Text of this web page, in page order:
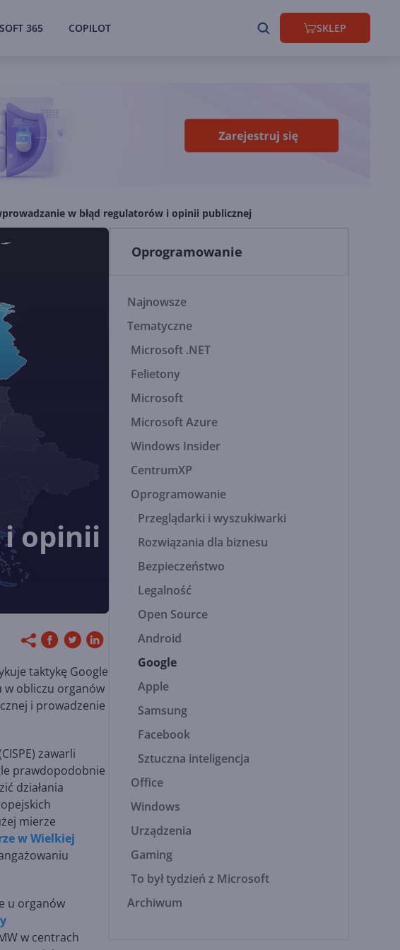
365 COPILOT SKLEP
w błąd regulatorów i opinii publicznej
opinii
taktykę Google
w obliczu organów
i prowadzenie
zawarli
prawdopodobnie
działania
mierze
w Wielkiej
u organów
w centrach
Oprogramowanie
Najnowsze
Tematyczne
Microsoft .NET
Felietony
Microsoft
Microsoft Azure
Windows Insider
CentrumXP
Oprogramowanie
Przeglądarki i wyszukiwarki
Rozwiązania dla biznesu
Bezpieczeństwo
Legalność
Open Source
Android
Google
Apple
Samsung
Facebook
Sztuczna inteligencja
Office
Windows
Urządzenia
Gaming
To był tydzień z Microsoft
Archiwum